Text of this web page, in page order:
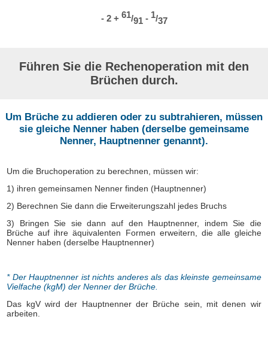
- 2 + 61/91 - 1/37
Führen Sie die Rechenoperation mit den
Brüchen durch.
Um Brüche zu addieren oder zu subtrahieren, müssen
sie gleiche Nenner haben (derselbe gemeinsame
Nenner, Hauptnenner genannt).
Um die Bruchoperation zu berechnen, müssen wir:
1) ihren gemeinsamen Nenner finden (Hauptnenner)
2) Berechnen Sie dann die Erweiterungszahl jedes Bruchs
3) Bringen Sie sie dann auf den Hauptnenner, indem Sie die
Brüche auf ihre äquivalenten Formen erweitern, die alle gleiche
Nenner haben (derselbe Hauptnenner)
* Der Hauptnenner ist nichts anderes als das kleinste gemeinsame
Vielfache (kgM) der Nenner der Brüche.
Das kgV wird der Hauptnenner der Brüche sein, mit denen wir
arbeiten.